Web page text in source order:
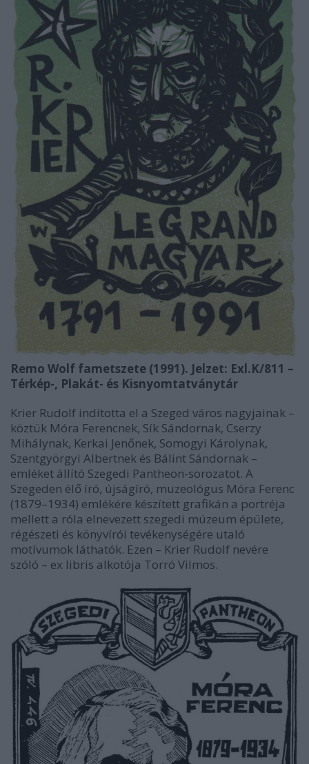
Remo Wolf fametszete (1991). Jelzet: Exl.K/811 –
Térkép-, Plakát- és Kisnyomtatványtár
Krier Rudolf indította el a Szeged város nagyjainak –
köztük Móra Ferencnek, Sík Sándornak, Cserzy
Mihálynak, Kerkai Jenőnek, Somogyi Károlynak,
Szentgyörgyi Albertnek és Bálint Sándornak –
emléket állító Szegedi Pantheon-sorozatot. A
Szegeden élő író, újságíró, muzeológus Móra Ferenc
(1879–1934) emlékére készített grafikán a portréja
mellett a róla elnevezett szegedi múzeum épülete,
régészeti és könyvírói tevékenységére utaló
motívumok láthatók. Ezen – Krier Rudolf nevére
szóló – ex libris alkotója Torró Vilmos.